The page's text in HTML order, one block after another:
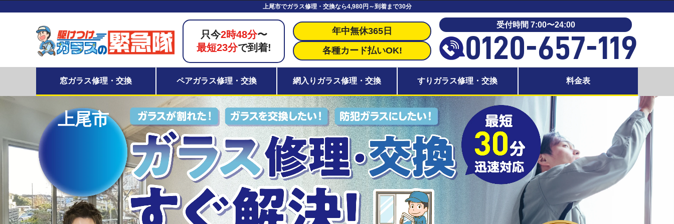
上尾市でガラス修理・交換なら4,980円～到着まで30分
只今2時48分〜
最短23分で到着!
年中無休365日
各種カード払いOK!
受付時間 7:00〜24:00
0120-657-119
窓ガラス修理・交換 ペアガラス修理・交換 網入りガラス修理・交換 すりガラス修理・交換 料金表
上尾市